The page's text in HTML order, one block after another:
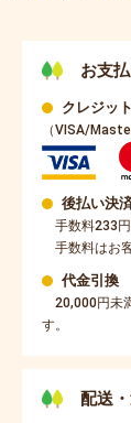
お支
クレジッ
（VISA/
後払い決
手数料233円
手数料はお
代金引換
20,000円未
す。
配送